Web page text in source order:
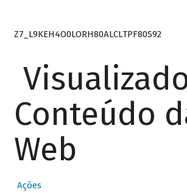
Z7_L9KEH4O0LORH80ALCLTPF80S92
Conteúdo
Web
Ações